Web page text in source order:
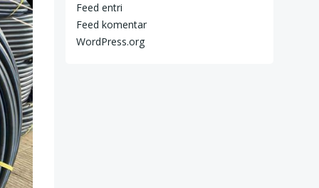
Feed entri
Feed komentar
WordPress.org